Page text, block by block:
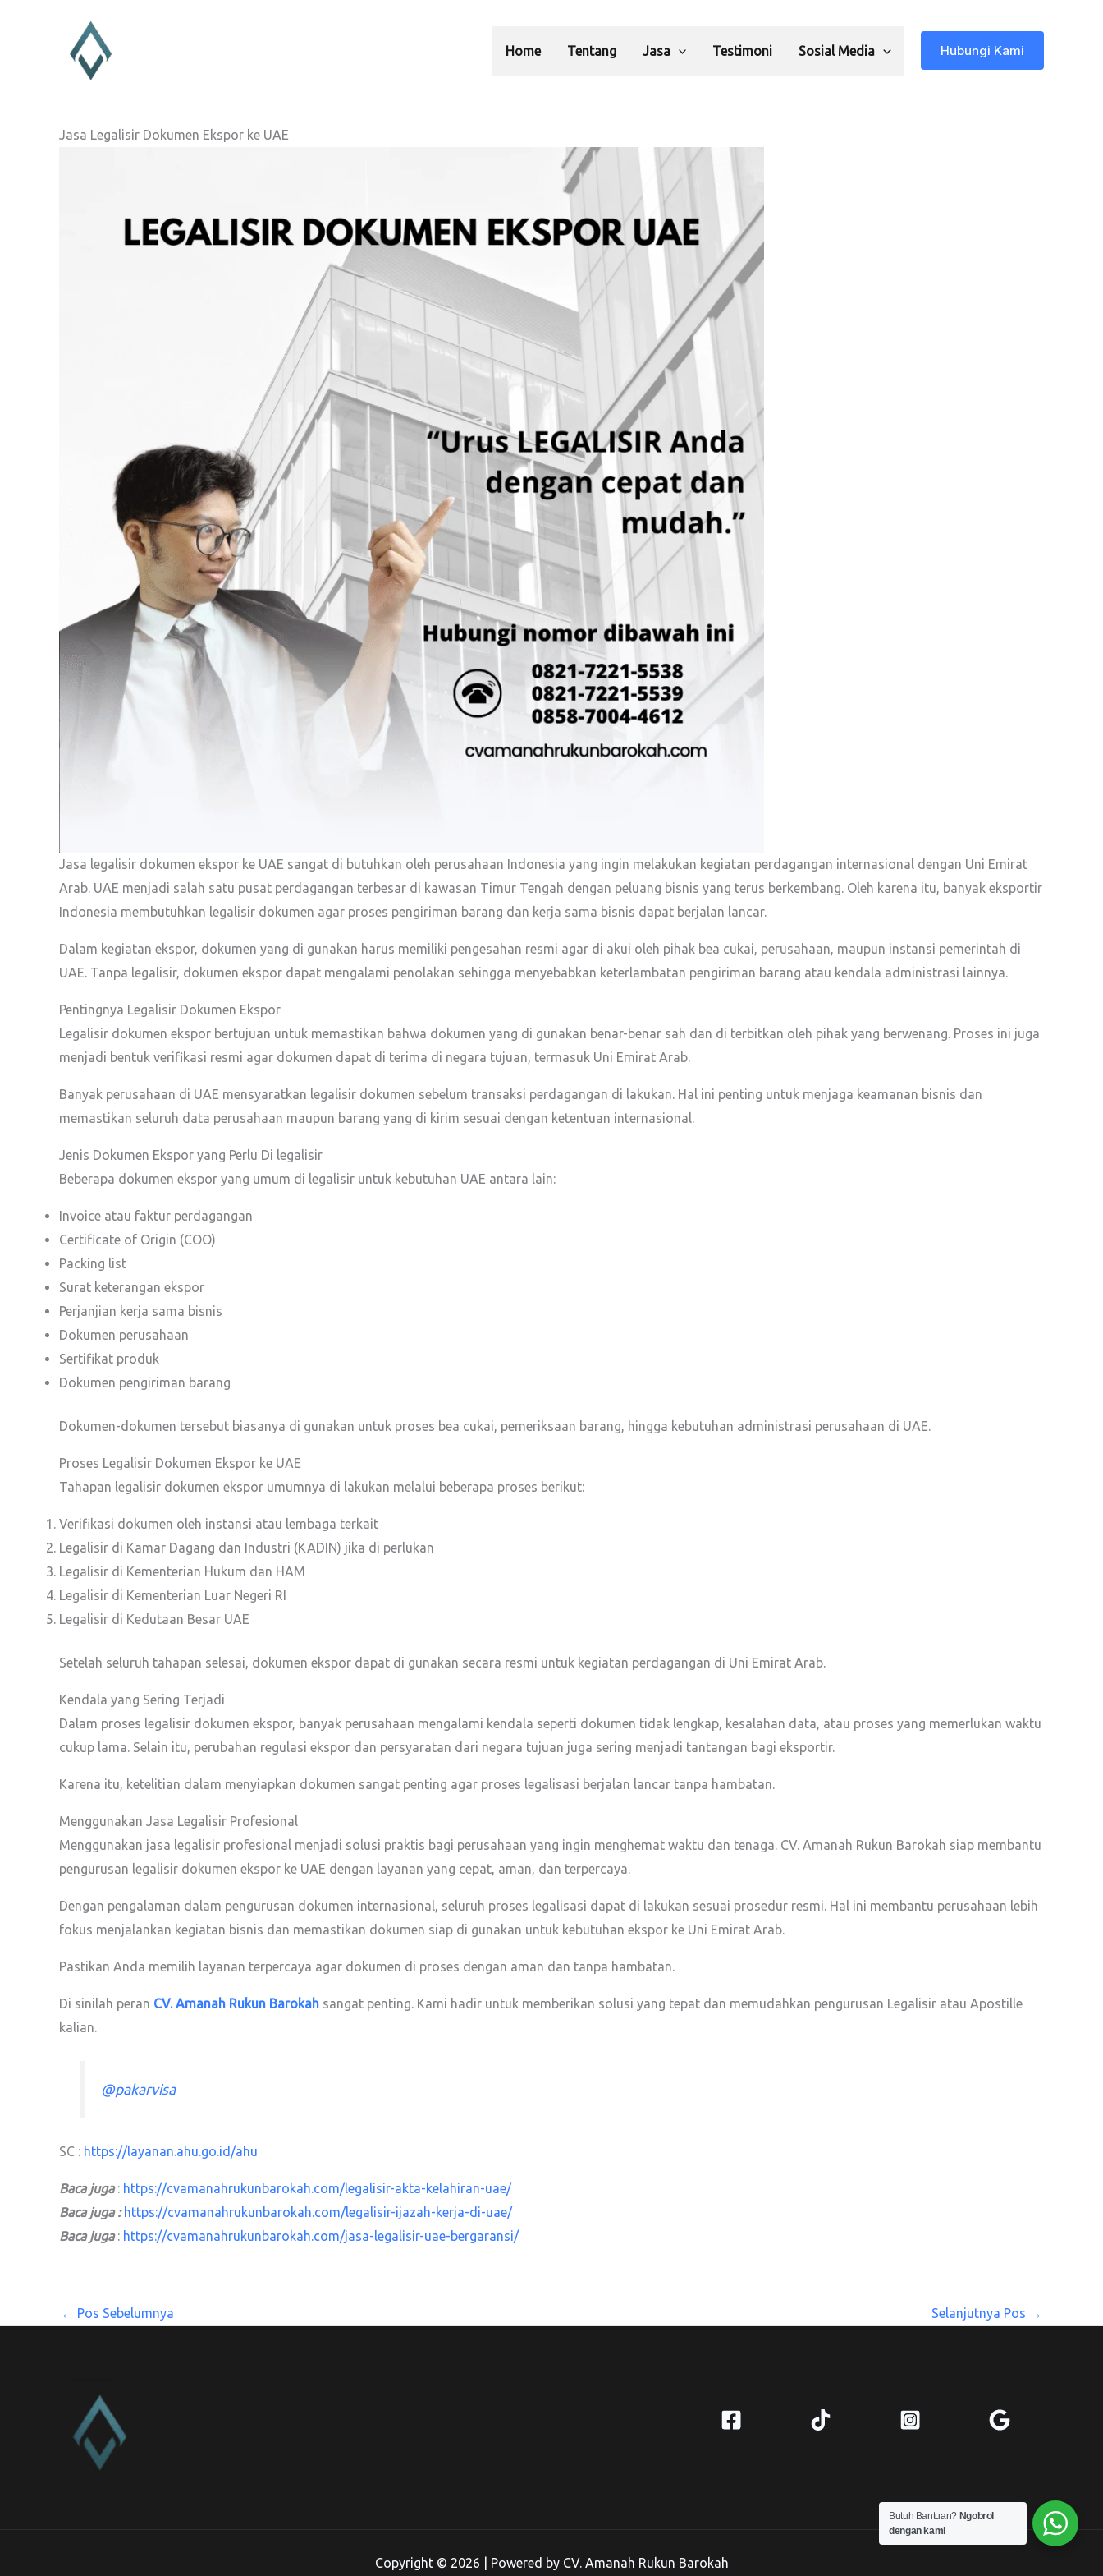
Home Tentang Jasa Testimoni Sosial Media Hubungi Kami
Jasa Legalisir Dokumen Ekspor ke UAE
Jasa legalisir dokumen ekspor ke UAE sangat di butuhkan oleh perusahaan Indonesia yang ingin melakukan kegiatan perdagangan internasional dengan Uni Emirat
Arab. UAE menjadi salah satu pusat perdagangan terbesar di kawasan Timur Tengah dengan peluang bisnis yang terus berkembang. Oleh karena itu, banyak eksportir
Indonesia membutuhkan legalisir dokumen agar proses pengiriman barang dan kerja sama bisnis dapat berjalan lancar.
Dalam kegiatan ekspor, dokumen yang di gunakan harus memiliki pengesahan resmi agar di akui oleh pihak bea cukai, perusahaan, maupun instansi pemerintah di
UAE. Tanpa legalisir, dokumen ekspor dapat mengalami penolakan sehingga menyebabkan keterlambatan pengiriman barang atau kendala administrasi lainnya.
Pentingnya Legalisir Dokumen Ekspor
Legalisir dokumen ekspor bertujuan untuk memastikan bahwa dokumen yang di gunakan benar-benar sah dan di terbitkan oleh pihak yang berwenang. Proses ini juga
menjadi bentuk verifikasi resmi agar dokumen dapat di terima di negara tujuan, termasuk Uni Emirat Arab.
Banyak perusahaan di UAE mensyaratkan legalisir dokumen sebelum transaksi perdagangan di lakukan. Hal ini penting untuk menjaga keamanan bisnis dan
memastikan seluruh data perusahaan maupun barang yang di kirim sesuai dengan ketentuan internasional.
Jenis Dokumen Ekspor yang Perlu Di legalisir
Beberapa dokumen ekspor yang umum di legalisir untuk kebutuhan UAE antara lain:
Invoice atau faktur perdagangan
Certificate of Origin (COO)
Packing list
Surat keterangan ekspor
Perjanjian kerja sama bisnis
Dokumen perusahaan
Sertifikat produk
Dokumen pengiriman barang
Dokumen-dokumen tersebut biasanya di gunakan untuk proses bea cukai, pemeriksaan barang, hingga kebutuhan administrasi perusahaan di UAE.
Proses Legalisir Dokumen Ekspor ke UAE
Tahapan legalisir dokumen ekspor umumnya di lakukan melalui beberapa proses berikut:
Verifikasi dokumen oleh instansi atau lembaga terkait
Legalisir di Kamar Dagang dan Industri (KADIN) jika di perlukan
Legalisir di Kementerian Hukum dan HAM
Legalisir di Kementerian Luar Negeri RI
Legalisir di Kedutaan Besar UAE
Setelah seluruh tahapan selesai, dokumen ekspor dapat di gunakan secara resmi untuk kegiatan perdagangan di Uni Emirat Arab.
Kendala yang Sering Terjadi
Dalam proses legalisir dokumen ekspor, banyak perusahaan mengalami kendala seperti dokumen tidak lengkap, kesalahan data, atau proses yang memerlukan waktu
cukup lama. Selain itu, perubahan regulasi ekspor dan persyaratan dari negara tujuan juga sering menjadi tantangan bagi eksportir.
Karena itu, ketelitian dalam menyiapkan dokumen sangat penting agar proses legalisasi berjalan lancar tanpa hambatan.
Menggunakan Jasa Legalisir Profesional
Menggunakan jasa legalisir profesional menjadi solusi praktis bagi perusahaan yang ingin menghemat waktu dan tenaga. CV. Amanah Rukun Barokah siap membantu
pengurusan legalisir dokumen ekspor ke UAE dengan layanan yang cepat, aman, dan terpercaya.
Dengan pengalaman dalam pengurusan dokumen internasional, seluruh proses legalisasi dapat di lakukan sesuai prosedur resmi. Hal ini membantu perusahaan lebih
fokus menjalankan kegiatan bisnis dan memastikan dokumen siap di gunakan untuk kebutuhan ekspor ke Uni Emirat Arab.
Pastikan Anda memilih layanan terpercaya agar dokumen di proses dengan aman dan tanpa hambatan.
Di sinilah peran CV. Amanah Rukun Barokah sangat penting. Kami hadir untuk memberikan solusi yang tepat dan memudahkan pengurusan Legalisir atau Apostille
kalian.
@pakarvisa
SC : https://layanan.ahu.go.id/ahu
Baca juga: https://cvamanahrukunbarokah.com/legalisir-akta-kelahiran-uae/
Baca juga : https://cvamanahrukunbarokah.com/legalisir-ijazah-kerja-di-uae/
Baca juga: https://cvamanahrukunbarokah.com/jasa-legalisir-uae-bergaransi/
← Pos Sebelumnya Selanjutnya Pos →
Copyright © 2026 | Powered by CV. Amanah Rukun Barokah
Butuh Bantuan? Ngobrol
dengan kami